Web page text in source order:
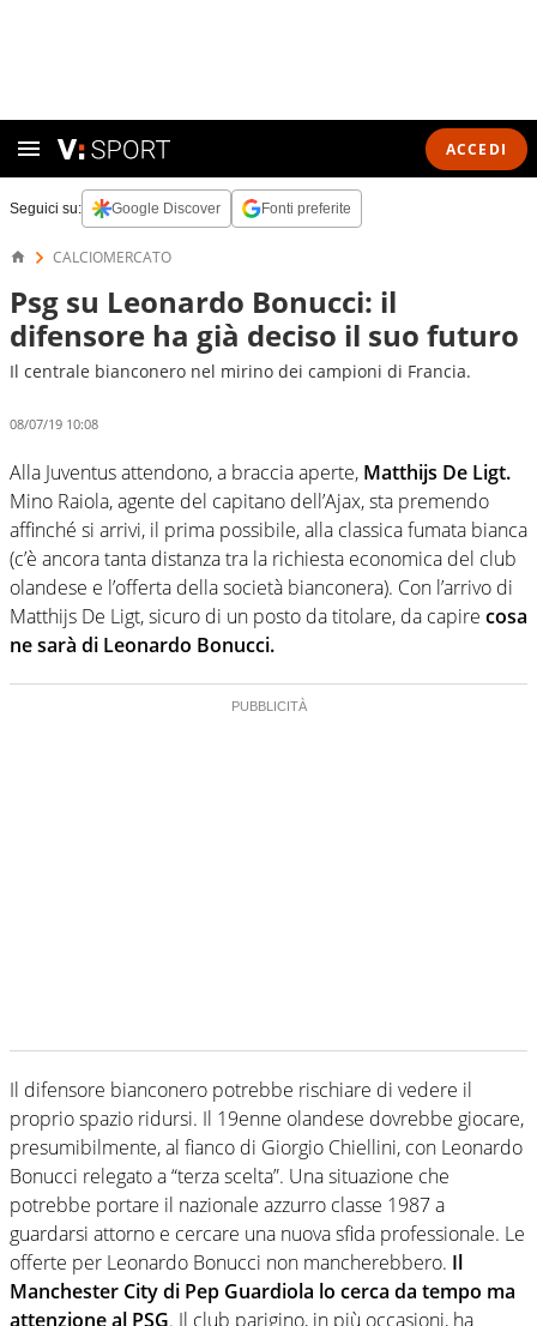
ACCEDI
Seguici su: Google Discover Fonti preferite
CALCIOMERCATO
Psg su Leonardo Bonucci: il
difensore ha già deciso il suo futuro
Il centrale bianconero nel mirino dei campioni di Francia.
08/07/19 10:08
Alla Juventus attendono, a braccia aperte, Matthijs De Ligt.
Mino Raiola, agente del capitano dell’Ajax, sta premendo
affinché si arrivi, il prima possibile, alla classica fumata bianca
(c’è ancora tanta distanza tra la richiesta economica del club
olandese e l’offerta della società bianconera). Con l’arrivo di
Matthijs De Ligt, sicuro di un posto da titolare, da capire cosa
ne sarà di Leonardo Bonucci.
Il difensore bianconero potrebbe rischiare di vedere il
proprio spazio ridursi. Il 19enne olandese dovrebbe giocare,
presumibilmente, al fianco di Giorgio Chiellini, con Leonardo
Bonucci relegato a “terza scelta”. Una situazione che
potrebbe portare il nazionale azzurro classe 1987 a
guardarsi attorno e cercare una nuova sfida professionale. Le
offerte per Leonardo Bonucci non mancherebbero. Il
Manchester City di Pep Guardiola lo cerca da tempo ma
attenzione al PSG. Il club parigino, in più occasioni, ha